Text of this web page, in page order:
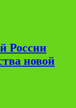
России
новой